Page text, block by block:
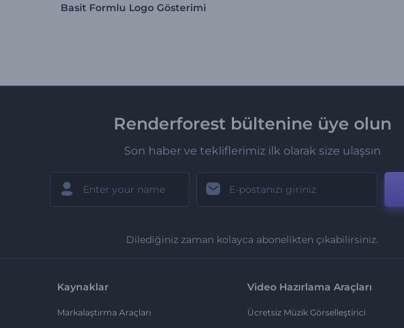
Basit Formlu Logo Gösterimi
Renderforest bültenine üye olun
Son haber ve tekliflerimiz ilk olarak size ulaşsın
Dilediğiniz zaman kolayca abonelikten çıkabilirsiniz.
Kaynaklar
Markalaştırma Araçları
Video Hazırlama Araçları
Ücretsiz Müzik Görselleştirici